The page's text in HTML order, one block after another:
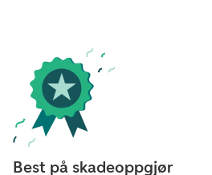
Best på skadeoppgjør